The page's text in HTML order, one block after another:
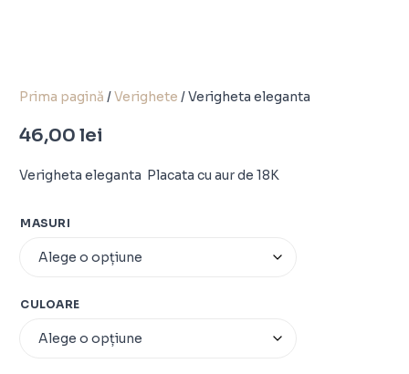
Prima pagină /Verighete / Verigheta eleganta
46,00lei
Verigheta eleganta Placata cu aur de 18K
MASURI
CULOARE